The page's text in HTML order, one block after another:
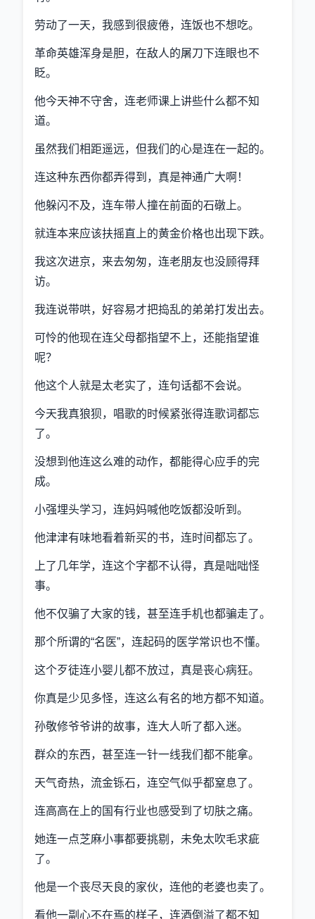
劳动了一天，我感到很疲倦，连饭也不想吃。
革命英雄浑身是胆，在敌人的屠刀下连眼也不
眨。
他今天神不守舍，连老师课上讲些什么都不知
道。
虽然我们相距遥远，但我们的心是连在一起的。
连这种东西你都弄得到，真是神通广大啊！
他躲闪不及，连车带人撞在前面的石礅上。
就连本来应该扶摇直上的黄金价格也出现下跌。
我这次进京，来去匆匆，连老朋友也没顾得拜
访。
我连说带哄，好容易才把捣乱的弟弟打发出去。
可怜的他现在连父母都指望不上，还能指望谁
呢？
他这个人就是太老实了，连句话都不会说。
今天我真狼狈，唱歌的时候紧张得连歌词都忘
了。
没想到他连这么难的动作，都能得心应手的完
成。
小强埋头学习，连妈妈喊他吃饭都没听到。
他津津有味地看着新买的书，连时间都忘了。
上了几年学，连这个字都不认得，真是咄咄怪
事。
他不仅骗了大家的钱，甚至连手机也都骗走了。
那个所谓的“名医”，连起码的医学常识也不懂。
这个歹徒连小婴儿都不放过，真是丧心病狂。
你真是少见多怪，连这么有名的地方都不知道。
孙敬修爷爷讲的故事，连大人听了都入迷。
群众的东西，甚至连一针一线我们都不能拿。
天气奇热，流金铄石，连空气似乎都窒息了。
连高高在上的国有行业也感受到了切肤之痛。
她连一点芝麻小事都要挑剔，未免太吹毛求疵
了。
他是一个丧尽天良的家伙，连他的老婆也卖了。
看他一副心不在焉的样子，连酒倒溢了都不知